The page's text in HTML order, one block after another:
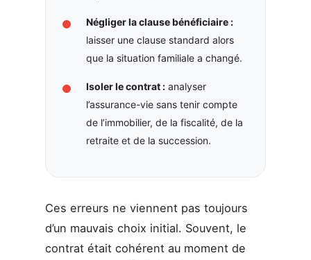
Négliger la clause bénéficiaire :
laisser une clause standard alors
que la situation familiale a changé.
Isoler le contrat :analyser
l’assurance-vie sans tenir compte
de l’immobilier, de la fiscalité, de la
retraite et de la succession.
Ces erreurs ne viennent pas toujours
d’un mauvais choix initial. Souvent, le
contrat était cohérent au moment de